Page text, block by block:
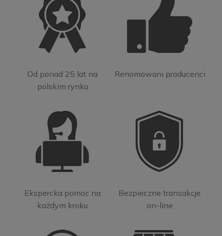
Od ponad 25 lat na
polskim rynku
Renomowani producenci
Ekspercka pomoc na
każdym kroku
Bezpieczne transakcje
on-line